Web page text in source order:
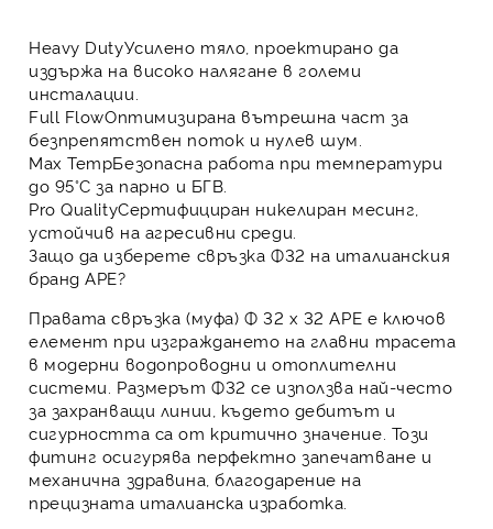
Heavy DutyУсилено тяло, проектирано да
издържа на високо налягане в големи
инсталации.
Full FlowОптимизирана вътрешна част за
безпрепятствен поток и нулев шум.
Max TempБезопасна работа при температури
до 95°C за парно и БГВ.
Pro QualityСертифициран никелиран месинг,
устойчив на агресивни среди.
Защо да изберете свръзка Ф32 на италианския
бранд APE?
Правата свръзка (муфа) Ф 32 х 32 APE е ключов
елемент при изграждането на главни трасета
в модерни водопроводни и отоплителни
системи. Размерът Ф32 се използва най-често
за захранващи линии, където дебитът и
сигурността са от критично значение. Този
фитинг осигурява перфектно запечатване и
механична здравина, благодарение на
прецизната италианска изработка.